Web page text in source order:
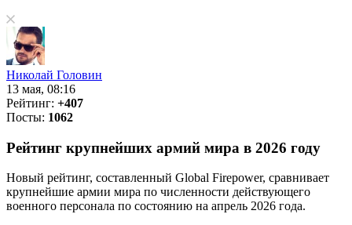
Николай Головин
13 мая, 08:16
Рейтинг: +407
Посты: 1062
Рейтинг крупнейших армий мира в 2026 году
Новый рейтинг, составленный Global Firepower, сравнивает
крупнейшие армии мира по численности действующего
военного персонала по состоянию на апрель 2026 года.